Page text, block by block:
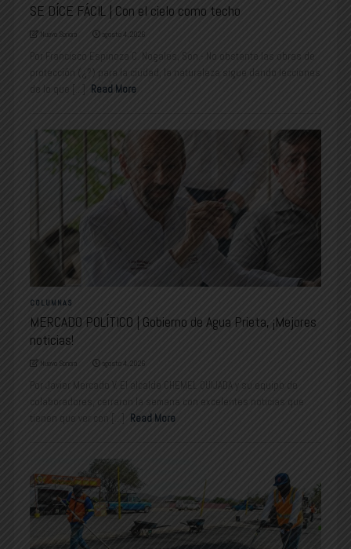
SE DÍCE FÁCIL | Con el cielo como techo
Nuevo Sonora agosto 4, 2026
Por Francisco Espinoza C. Nogales, Son.- No obstante las obras de
protección (¿?) para la ciudad, la naturaleza sigue dando lecciones
de lo que [...]
Read More
COLUMNAS
MERCADO POLÍTICO | Gobierno de Agua Prieta, ¡Mejores
noticias!
Nuevo Sonora agosto 4, 2026
Por Javier Mercado V. El alcalde CHEMEL QUIJADA y su equipo de
colaboradores, cerraron la semana con excelentes noticias que
tienen que ver con [...] Read More